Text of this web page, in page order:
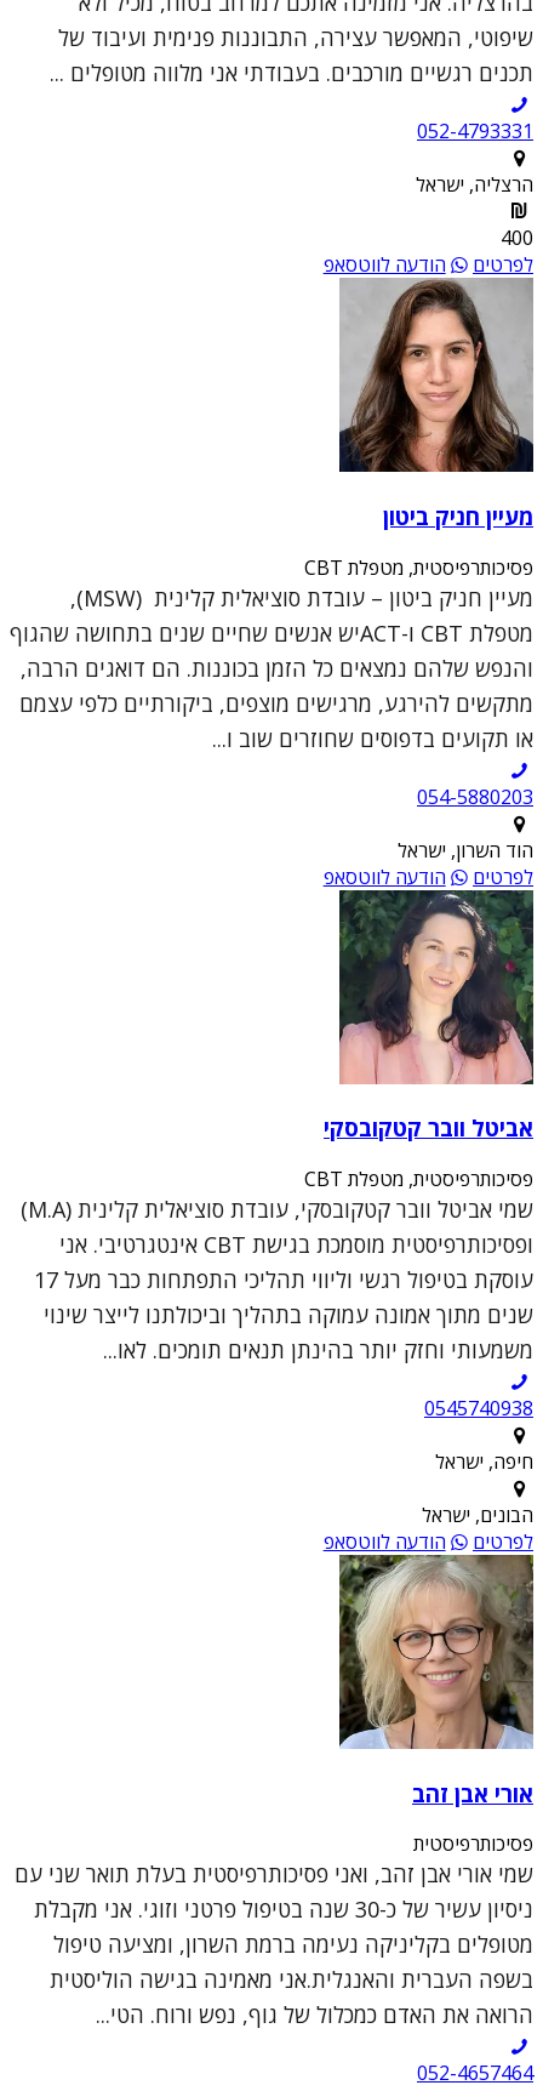
שיפוטי, המאפשר עצירה, התבוננות פנימית ועיבוד של
תכנים רגשיים מורכבים. בעבודתי אני מלווה מטופלים ...
052-4793331
הרצליה, ישראל
400
לפרטים
הודעה לווטסאפ
מעיין חניק ביטון
פסיכותרפיסטית, מטפלת CBT
מעיין חניק ביטון – עובדת סוציאלית קלינית (MSW),
מטפלת CBT ו-ACTיש אנשים שחיים שנים בתחושה שהגוף
והנפש שלהם נמצאים כל הזמן בכוננות. הם דואגים הרבה,
מתקשים להירגע, מרגישים מוצפים, ביקורתיים כלפי עצמם
או תקועים בדפוסים שחוזרים שוב ו...
054-5880203
הוד השרון, ישראל
לפרטים
הודעה לווטסאפ
אביטל וובר קטקובסקי
פסיכותרפיסטית, מטפלת CBT
שמי אביטל וובר קטקובסקי, עובדת סוציאלית קלינית (M.A)
ופסיכותרפיסטית מוסמכת בגישת CBT אינטגרטיבי. אני
עוסקת בטיפול רגשי וליווי תהליכי התפתחות כבר מעל 17
שנים מתוך אמונה עמוקה בתהליך וביכולתנו לייצר שינוי
משמעותי וחזק יותר בהינתן תנאים תומכים. לאו...
0545740938
חיפה, ישראל
הבונים, ישראל
לפרטים
הודעה לווטסאפ
אורי אבן זהב
פסיכותרפיסטית
שמי אורי אבן זהב, ואני פסיכותרפיסטית בעלת תואר שני עם
ניסיון עשיר של כ-30 שנה בטיפול פרטני וזוגי. אני מקבלת
מטופלים בקליניקה נעימה ברמת השרון, ומציעה טיפול
בשפה העברית והאנגלית.אני מאמינה בגישה הוליסטית
הרואה את האדם כמכלול של גוף, נפש ורוח. הטי...
052-4657464